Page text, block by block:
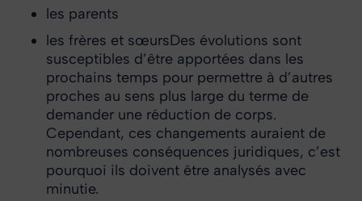
les parents
les frères et sœursDes évolutions sont
susceptibles d’être apportées dans les
prochains temps pour permettre à d’autres
proches au sens plus large du terme de
demander une réduction de corps.
Cependant, ces changements auraient de
nombreuses conséquences juridiques, c’est
pourquoi ils doivent être analysés avec
minutie.